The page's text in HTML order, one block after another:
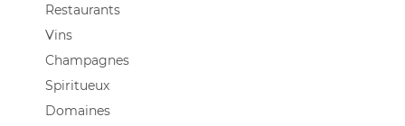
Restaurants
Vins
Champagnes
Spiritueux
Domaines